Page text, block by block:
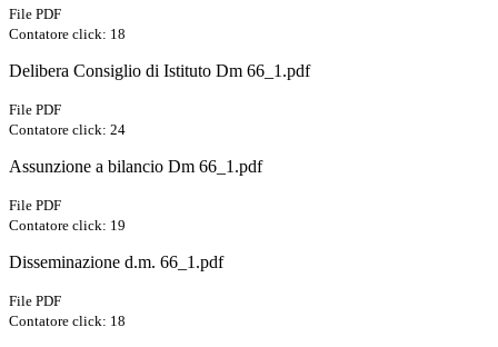
File PDF
Contatore click: 18
Delibera Consiglio di Istituto Dm 66_1.pdf
File PDF
Contatore click: 24
Assunzione a bilancio Dm 66_1.pdf
File PDF
Contatore click: 19
Disseminazione d.m. 66_1.pdf
File PDF
Contatore click: 18